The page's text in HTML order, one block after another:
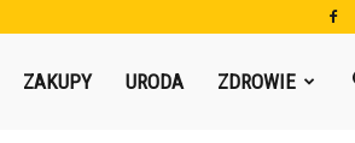
ZAKUPY URODA ZDROWIE